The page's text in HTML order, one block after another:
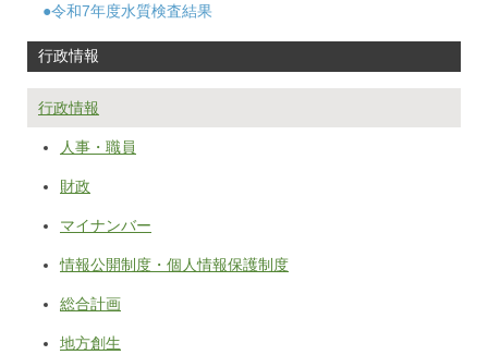
●令和7年度水質検査結果
行政情報
行政情報
人事・職員
財政
マイナンバー
情報公開制度・個人情報保護制度
総合計画
地方創生